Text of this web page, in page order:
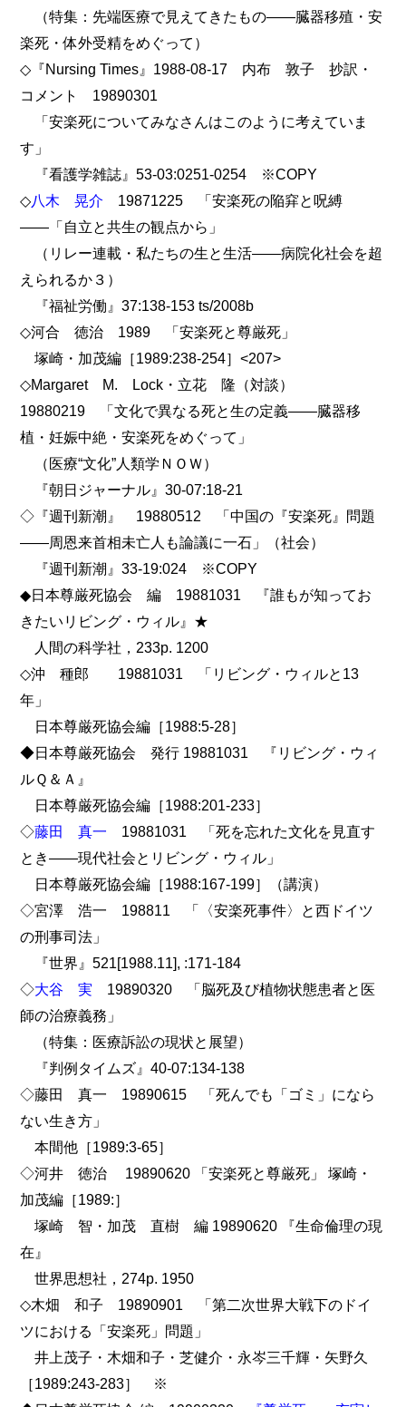
（特集：先端医療で見えてきたもの――臓器移殖・安
楽死・体外受精をめぐって）
◇『Nursing Times』1988-08-17 内布 敦子 抄訳・
コメント 19890301
「安楽死についてみなさんはこのように考えていま
す」
『看護学雑誌』53-03:0251-0254 ※COPY
◇八木 晃介 19871225 「安楽死の陥穽と呪縛
――「自立と共生の観点から」
（リレー連載・私たちの生と生活――病院化社会を超
えられるか３）
『福祉労働』37:138-153 ts/2008b
◇河合 徳治 1989 「安楽死と尊厳死」
塚崎・加茂編［1989:238-254］<207>
◇Margaret M. Lock・立花 隆（対談）
19880219 「文化で異なる死と生の定義――臓器移
植・妊娠中絶・安楽死をめぐって」
（医療“文化”人類学ＮＯＷ）
『朝日ジャーナル』30-07:18-21
◇『週刊新潮』 19880512 「中国の『安楽死』問題
――周恩来首相未亡人も論議に一石」（社会）
『週刊新潮』33-19:024 ※COPY
◆日本尊厳死協会 編 19881031 『誰もが知ってお
きたいリビング・ウィル』★
人間の科学社，233p. 1200
◇沖 種郎 19881031 「リビング・ウィルと13
年」
日本尊厳死協会編［1988:5-28］
◆日本尊厳死協会 発行 19881031 『リビング・ウィ
ルＱ＆Ａ』
日本尊厳死協会編［1988:201-233］
◇藤田 真一 19881031 「死を忘れた文化を見直す
とき――現代社会とリビング・ウィル」
日本尊厳死協会編［1988:167-199］（講演）
◇宮澤 浩一 198811 「〈安楽死事件〉と西ドイツ
の刑事司法」
『世界』521[1988.11], :171-184
◇大谷 実 19890320 「脳死及び植物状態患者と医
師の治療義務」
（特集：医療訴訟の現状と展望）
『判例タイムズ』40-07:134-138
◇藤田 真一 19890615 「死んでも「ゴミ」になら
ない生き方」
本間他［1989:3-65］
◇河井 徳治 19890620 「安楽死と尊厳死」 塚崎・
加茂編［1989:］
塚崎 智・加茂 直樹 編 19890620 『生命倫理の現
在』
世界思想社，274p. 1950
◇木畑 和子 19890901 「第二次世界大戦下のドイ
ツにおける「安楽死」問題」
井上茂子・木畑和子・芝健介・永岑三千輝・矢野久
［1989:243-283］ ※